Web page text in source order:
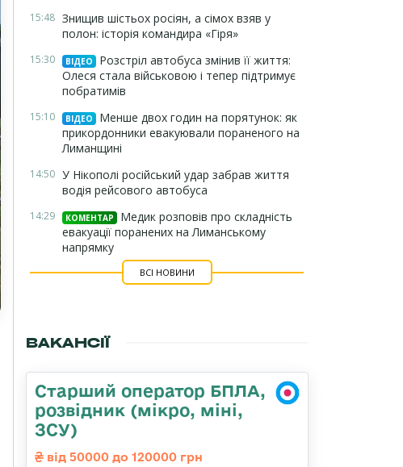
15:48 Знищив шістьох росіян, а сімох взяв у
полон: історія командира «Гіря»
15:30 ВІДЕО
Розстріл автобуса змінив її життя:
Олеся стала військовою і тепер підтримує
побратимів
15:10 ВІДЕО
Менше двох годин на порятунок: як
прикордонники евакуювали пораненого на
Лиманщині
14:50 У Нікополі російський удар забрав життя
водія рейсового автобуса
14:29 КОМЕНТАР
Медик розповів про складність
евакуації поранених на Лиманському
напрямку
ВСІ НОВИНИ
ВАКАНСІЇ
Старший оператор БПЛА,
розвідник (мікро, міні,
ЗСУ)
від 50000 до 120000 грн